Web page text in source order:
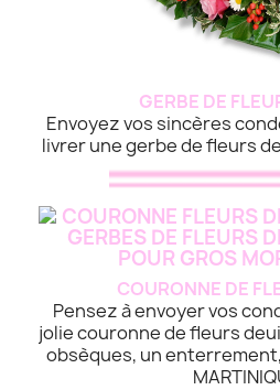
GERBE DE
Envoyez vos sincères
livrer une gerbe de fleurs
COURONNE DE
Pensez à envoyer vos
jolie couronne de fleurs
obsèques, un